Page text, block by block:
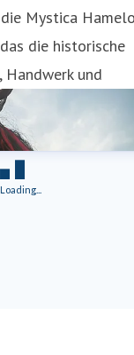
Mystica
die historische
und
Loading...